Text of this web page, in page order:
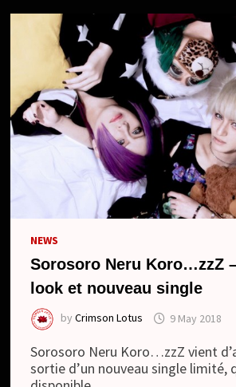
NEWS
Sorosoro Neru Koro…zzZ
look et nouveau single
byCrimson Lotus 9 May 2018
Sorosoro Neru Koro…zzZ vient
sortie d’un nouveau single limité,